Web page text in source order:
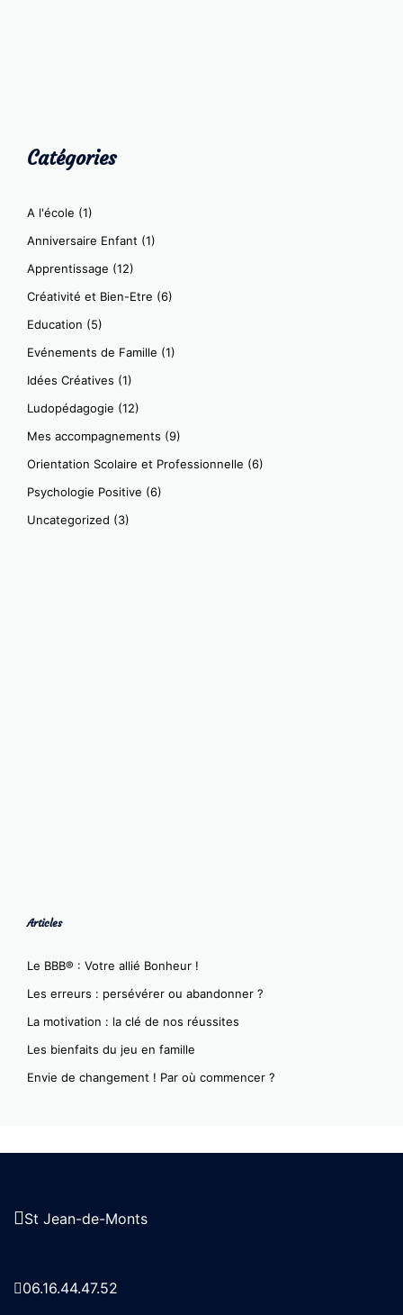
Catégories
A l'école (1)
Anniversaire Enfant (1)
Apprentissage (12)
Créativité et Bien-Etre (6)
Education (5)
Evénements de Famille (1)
Idées Créatives (1)
Ludopédagogie (12)
Mes accompagnements (9)
Orientation Scolaire et Professionnelle (6)
Psychologie Positive (6)
Uncategorized (3)
Articles
Le BBB® : Votre allié Bonheur !
Les erreurs : persévérer ou abandonner ?
La motivation : la clé de nos réussites
Les bienfaits du jeu en famille
Envie de changement ! Par où commencer ?
St Jean-de-Monts
06.16.44.47.52